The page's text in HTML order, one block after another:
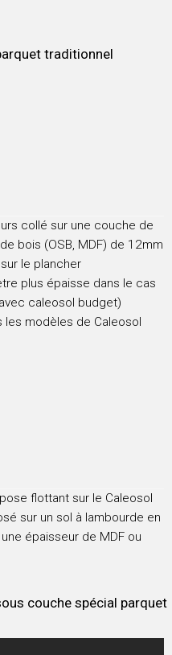
traditionnel
collé sur une couche de
bois (OSB, MDF) de 12mm
le plancher
plus épaisse dans le cas
caleosol budget)
les modèles de Caleosol
flottant sur le Caleosol
sur un sol à lambourde en
épaisseur de MDF ou
couche spécial parquet